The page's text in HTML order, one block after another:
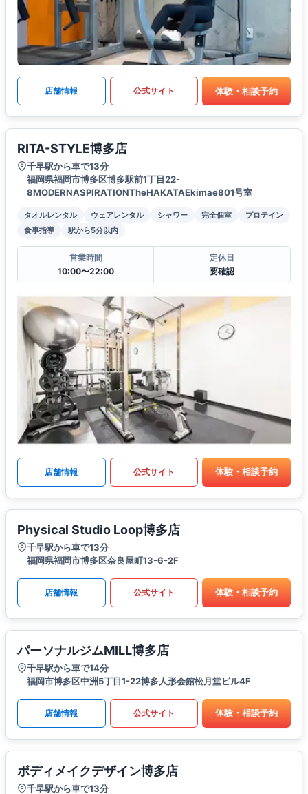
店舗情報 公式サイト 体験・相談予約
RITA-STYLE博多店
千早駅から車で13分
福岡県福岡市博多区博多駅前1丁目22-
8MODERNASPIRATIONTheHAKATAEkimae801号室
タオルレンタル ウェアレンタル シャワー 完全個室
プロテイン
食事指導
駅から5分以内
営業時間
10:00〜22:00
定休日
要確認
店舗情報 公式サイト 体験・相談予約
Physical Studio Loop博多店
千早駅から車で13分
福岡県福岡市博多区奈良屋町13-6-2F
店舗情報 公式サイト 体験・相談予約
パーソナルジムMILL博多店
千早駅から車で14分
福岡市博多区中洲5丁目1-22博多人形会館松月堂ビル4F
店舗情報 公式サイト 体験・相談予約
ボディメイクデザイン博多店
千早駅から車で13分